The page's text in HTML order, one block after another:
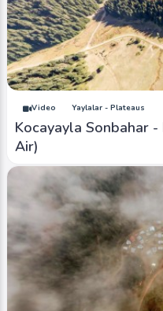
Video Yaylalar - Plateaus
Kocayayla Sonbahar
Air)